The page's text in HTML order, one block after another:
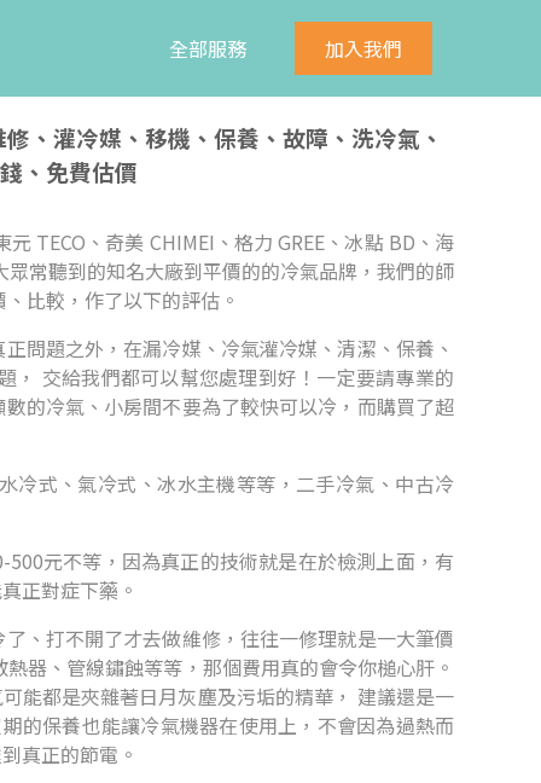
全部服務 加入我們
、灌冷媒、移機、保養、故障、洗冷氣、
、免費估價
TECO、奇美 CHIMEI、格力 GREE、冰點 BD、海
常聽到的知名大廠到平價的的冷氣品牌，我們的師
比較，作了以下的評估。
問題之外，在漏冷媒、冷氣灌冷媒、清潔、保養、
， 交給我們都可以幫您處理到好！一定要請專業的
的冷氣、小房間不要為了較快可以冷，而購買了超
冷式、氣冷式、冰水主機等等，二手冷氣、中古冷
元不等，因為真正的技術就是在於檢測上面，有
正對症下藥。
、打不開了才去做維修，往往一修理就是一大筆價
器、管線鏽蝕等等，那個費用真的會令你槌心肝。
能都是夾雜著日月灰塵及污垢的精華， 建議還是一
的保養也能讓冷氣機器在使用上，不會因為過熱而
真正的節電。